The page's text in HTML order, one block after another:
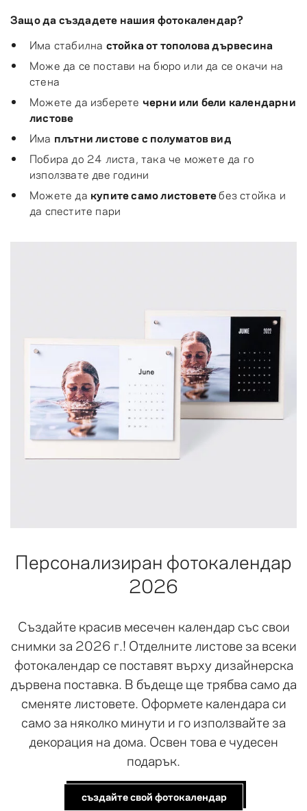
Защо да създадете нашия фотокалендар?
Има стабилна стойка от тополова дървесина
Може да се постави на бюро или да се окачи на
стена
Можете да изберете черни или бели календарни
листове
Има плътни листове с полуматов вид
Побира до 24 листа, така че можете да го
използвате две години
Можете да купите само листоветебез стойка и
да спестите пари
Персонализиран фотокалендар
2026
Създайте красив месечен календар със свои
снимки за 2026 г.! Отделните листове за всеки
фотокалендар се поставят върху дизайнерска
дървена поставка. В бъдеще ще трябва само да
сменяте листовете. Оформете календара си
само за няколко минути и го използвайте за
декорация на дома. Освен това е чудесен
подарък.
създайте свой фотокалендар